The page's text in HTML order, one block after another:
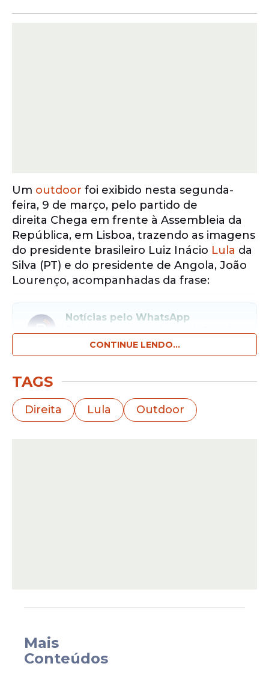
Um outdoor foi exibido nesta segunda-
feira, 9 de março, pelo partido de
direita Chega em frente à Assembleia da
República, em Lisboa, trazendo as imagens
do presidente brasileiro Luiz Inácio Lula da
Silva (PT) e do presidente de Angola, João
Lourenço, acompanhadas da frase:
Notícias pelo WhatsApp
de Prefeiturapelo nosso canal.
“A culpa não é de 500 anos de Portugal, é da
vossa corrupção”.
A iniciativa foidivulgada nas redes sociais
derrotado por Seguro no segundo turno
da eleição presidencial. Na publicação, o
político comentou a presença de chefes
CONTINUE LENDO...
TAGS
Direita Lula Outdoor
Mais
Conteúdos